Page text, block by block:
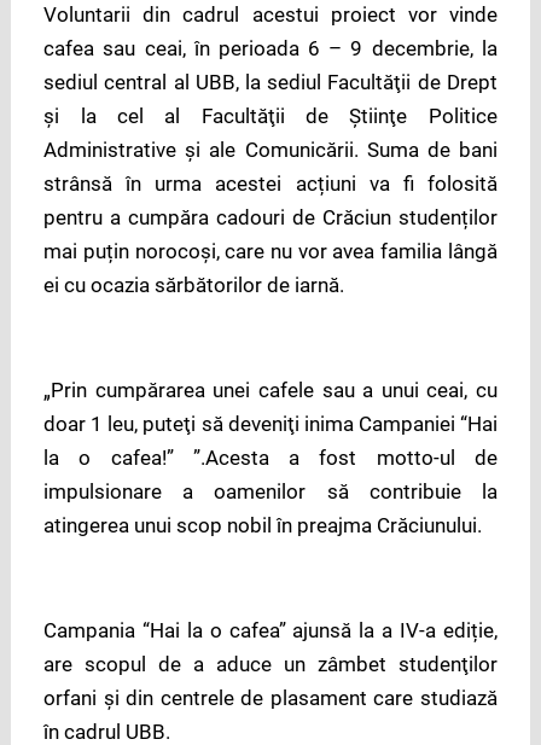
Voluntarii din cadrul acestui proiect vor vinde
cafea sau ceai, în perioada 6 – 9 decembrie, la
sediul central al UBB, la sediul Facultăţii de Drept
și la cel al Facultăţii de Ştiinţe Politice
Administrative şi ale Comunicării. Suma de bani
strânsă în urma acestei acțiuni va fi folosită
pentru a cumpăra cadouri de Crăciun studenților
mai puțin norocoși, care nu vor avea familia lângă
ei cu ocazia sărbătorilor de iarnă.
„Prin cumpărarea unei cafele sau a unui ceai, cu
doar 1 leu, puteţi să deveniţi inima Campaniei “Hai
la o cafea!” ”.Acesta a fost motto-ul de
impulsionare a oamenilor să contribuie la
atingerea unui scop nobil în preajma Crăciunului.
Campania “Hai la o cafea” ajunsă la a IV-a ediție,
are scopul de a aduce un zâmbet studenţilor
orfani şi din centrele de plasament care studiază
în cadrul UBB.